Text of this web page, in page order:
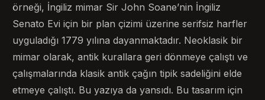
örneği, İngiliz mimar Sir John Soane’nin İngiliz
Senato Evi için bir plan çizimi üzerine serifsiz harfler
uyguladığı 1779 yılına dayanmaktadır. Neoklasik bir
mimar olarak, antik kurallara geri dönmeye çalıştı ve
çalışmalarında klasik antik çağın tipik sadeliğini elde
etmeye çalıştı. Bu yazıya da yansıdı. Bu tasarım için